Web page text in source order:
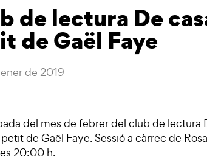
de lectura De
de Gaël Faye
de 2019
del mes de febrer del club de lectura
de Gaël Faye. Sessió a càrrec de
20:00 h.